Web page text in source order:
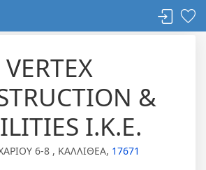
VERTEX
&
Ι.Κ.Ε.
6-8 , ΚΑΛΛΙΘΕΑ, 17671